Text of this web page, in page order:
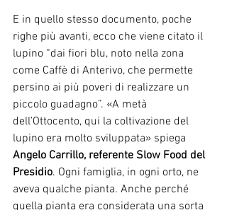
E in quello stesso documento, poche
righe più avanti, ecco che viene citato il
lupino “dai fiori blu, noto nella zona
come Caffè di Anterivo, che permette
persino ai più poveri di realizzare un
piccolo guadagno”. «A metà
dell’Ottocento, qui la coltivazione del
lupino era molto sviluppata» spiega
Angelo Carrillo, referente Slow Food del
Presidio. Ogni famiglia, in ogni orto, ne
aveva qualche pianta. Anche perché
quella pianta era considerata una sorta